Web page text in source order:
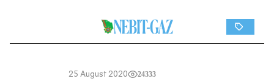
25 August 2020 24333